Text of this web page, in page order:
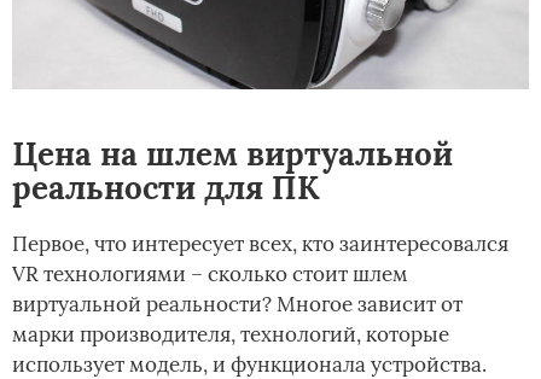
Цена на шлем виртуальной
реальности для ПК
Первое, что интересует всех, кто заинтересовался
VR технологиями – сколько стоит шлем
виртуальной реальности? Многое зависит от
марки производителя, технологий, которые
использует модель, и функционала устройства.